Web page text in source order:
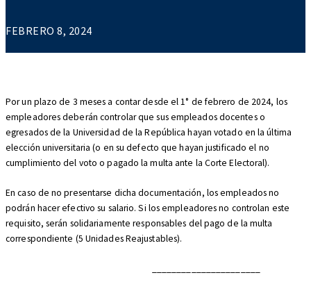
FEBRERO 8, 2024
Por un plazo de 3 meses a contar desde el 1° de febrero de 2024, los
empleadores deberán controlar que sus empleados docentes o
egresados de la Universidad de la República hayan votado en la última
elección universitaria (o en su defecto que hayan justificado el no
cumplimiento del voto o pagado la multa ante la Corte Electoral).
En caso de no presentarse dicha documentación, los empleados no
podrán hacer efectivo su salario. Si los empleadores no controlan este
requisito, serán solidariamente responsables del pago de la multa
correspondiente (5 Unidades Reajustables).